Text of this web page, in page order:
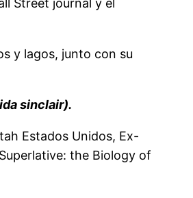
Street journal y el
y lagos, junto con su
sinclair).
Estados Unidos, Ex-
the Biology of